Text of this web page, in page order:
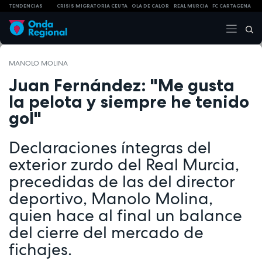
TENDENCIAS CRISIS MIGRATORIA CEUTA OLA DE CALOR REAL MURCIA FC CARTAGENA
MANOLO MOLINA
Juan Fernández: "Me gusta
la pelota y siempre he tenido
gol"
Declaraciones íntegras del
exterior zurdo del Real Murcia,
precedidas de las del director
deportivo, Manolo Molina,
quien hace al final un balance
del cierre del mercado de
fichajes.